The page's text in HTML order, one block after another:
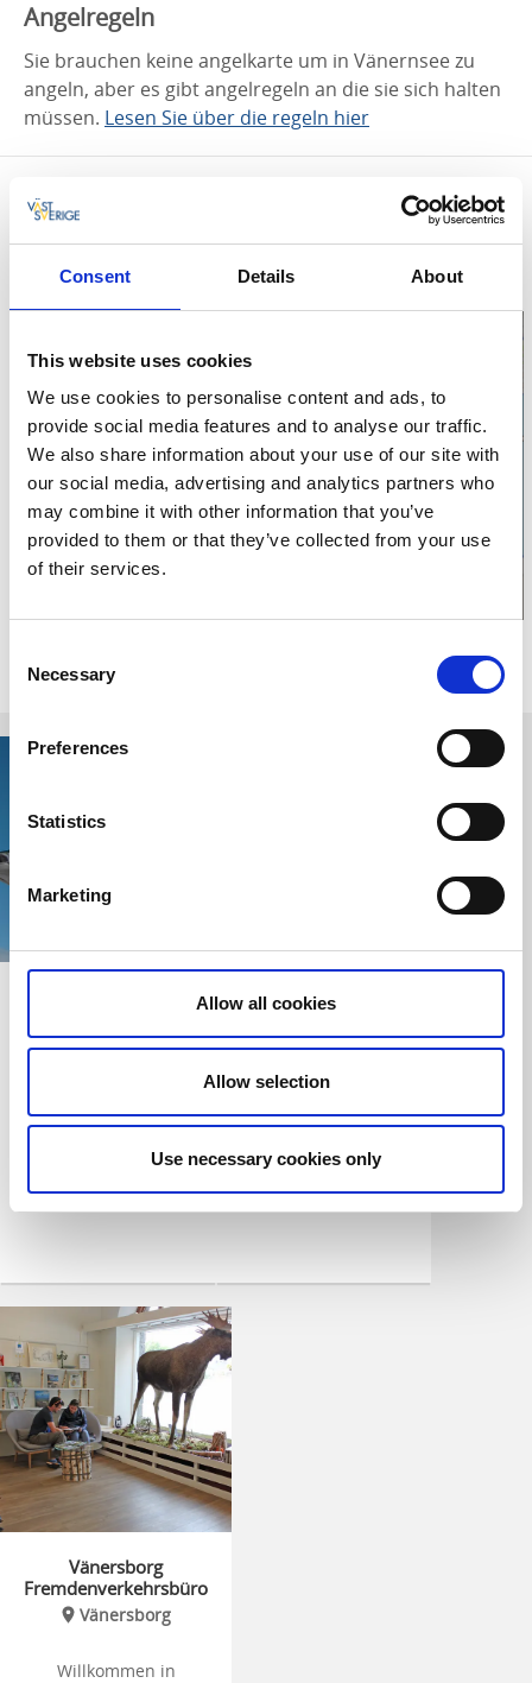
Consent Details About
This website uses cookies
We use cookies to personalise content and ads, to
provide social media features and to analyse our traffic.
We also share information about your use of our site with
our social media, advertising and analytics partners who
may combine it with other information that you’ve
provided to them or that they’ve collected from your use
of their services.
Selection
Necessary
Preferences
Statistics
Marketing
Allow all cookies
Allow selection
Use necessary cookies only
Angelregeln
Sie brauchen keine angelkarte um in Vänernsee zu
angeln, aber es gibt angelregeln an die sie sich halten
müssen. Lesen Sie über die regeln hier
Kontaktinformation
Telefon:+46 0521 13509
Klicken Sie hier um
die Karte
anzuzeigen
Relaterade sidor
Unterkunft
Bootleben auf dem
Gasthafen und
Vänersborg
Marina
Vänersborg
Fremdenverkehrsbüro
Vänersborg
Willkommen in